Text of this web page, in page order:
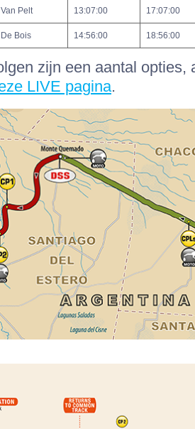
Pelt 13:07:00 17:07:00
Bois 14:56:00 18:56:00
zijn een aantal opties,
LIVE pagina.